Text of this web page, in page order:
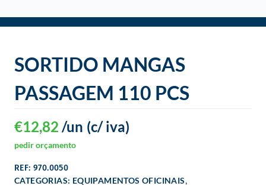
SORTIDO MANGAS
PASSAGEM 110 PCS
€12,82 (c/ iva)
/un
pedir orçamento
REF: 970.0050
CATEGORIAS: EQUIPAMENTOS OFICINAIS,